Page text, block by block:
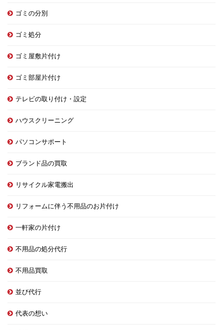
ゴミの分別
ゴミ処分
ゴミ屋敷片付け
ゴミ部屋片付け
テレビの取り付け・設定
ハウスクリーニング
パソコンサポート
ブランド品の買取
リサイクル家電搬出
リフォームに伴う不用品のお片付け
一軒家の片付け
不用品の処分代行
不用品買取
並び代行
代表の想い